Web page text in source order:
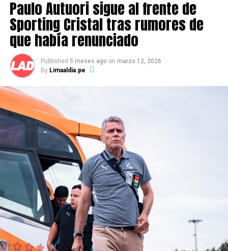
Martínez, Piovi, Jhojan Julio, González, Ibarra, Guerrero.
Comparte esto:
RELATED TOPICS:
UP NEXT
🔴#ENVIVO Con Guerrero de titular, LDU iguala 1-1 ante
Fortaleza
Paulo Autuori sigue al frente de
Sporting Cristal tras rumores de
que había renunciado
Published 5 meses ago on marzo 12, 2026
By Limaaldia.pe